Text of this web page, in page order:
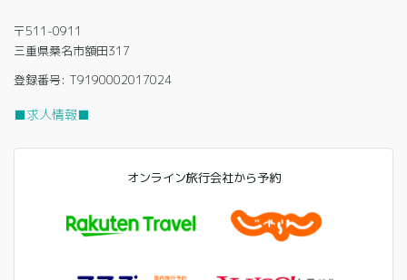
〒511-0911
三重県桑名市額田317
登録番号: T9190002017024
■求人情報■
オンライン旅行会社から予約